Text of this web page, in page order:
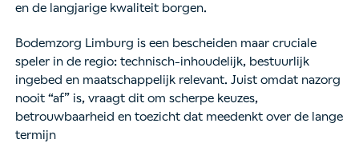
en de langjarige kwaliteit borgen.
Bodemzorg Limburg is een bescheiden maar cruciale
speler in de regio: technisch-inhoudelijk, bestuurlijk
ingebed en maatschappelijk relevant. Juist omdat nazorg
nooit “af” is, vraagt dit om scherpe keuzes,
betrouwbaarheid en toezicht dat meedenkt over de lange
termijn